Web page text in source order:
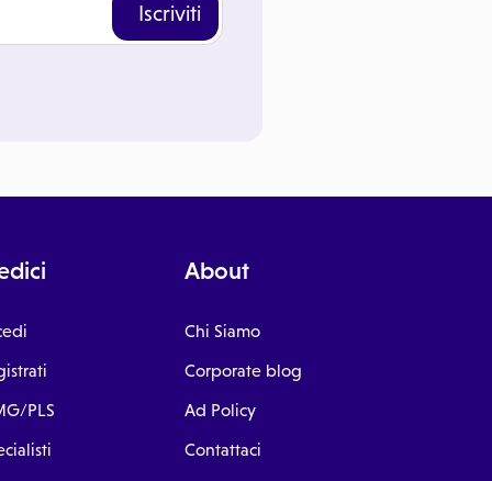
Iscriviti
PLS
About
Chi Siamo
Corporate blog
Ad Policy
Contattaci